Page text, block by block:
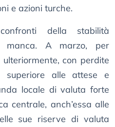
e azioni turche.
della stabilità
manca. A marzo, per
con perdite
superiore alle attese e
locale di valuta forte
centrale, anch’essa alle
sue riserve di valuta